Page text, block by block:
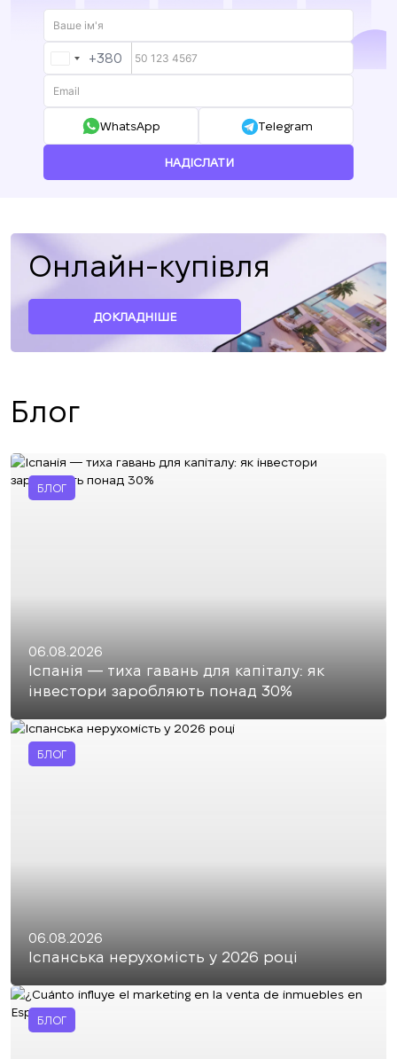
UKRAINE
+380
+380
WhatsApp Telegram
НАДІСЛАТИ
Онлайн-купівля
ДОКЛАДНІШЕ
Блог
БЛОГ
06.08.2026
Іспанія — тиха гавань для капіталу: як
інвестори заробляють понад 30%
БЛОГ
06.08.2026
Іспанська нерухомість у 2026 році
БЛОГ